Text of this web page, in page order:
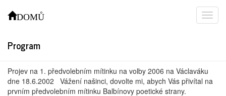
DOMŮ
Program
Projev na 1. předvolebním mítinku k
dne 18.6.2002
Projev na 1. předvolebním mítinku na volby 2006 na Václaváku
dne 18.6.2002 Vážení našinci, dovolte mi, abych Vás přivítal na
prvním předvolebním mítinku Balbínovy poetické strany.